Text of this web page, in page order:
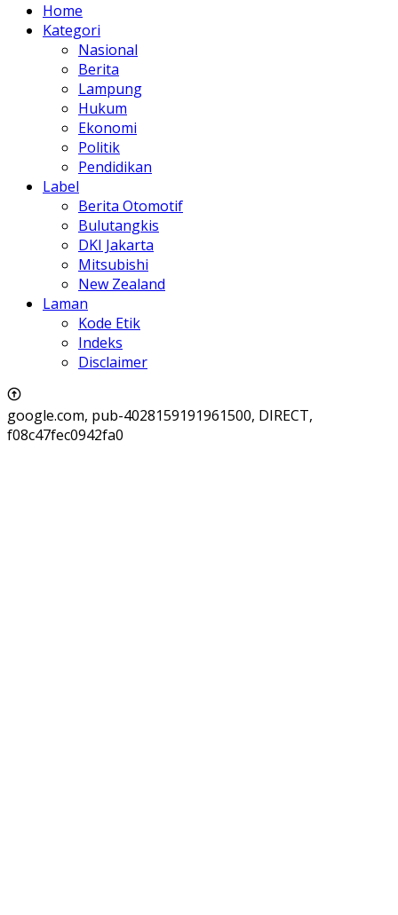
Home
Kategori
Nasional
Berita
Lampung
Hukum
Ekonomi
Politik
Pendidikan
Label
Berita Otomotif
Bulutangkis
DKI Jakarta
Mitsubishi
New Zealand
Laman
Kode Etik
Indeks
Disclaimer
google.com, pub-4028159191961500, DIRECT,
f08c47fec0942fa0